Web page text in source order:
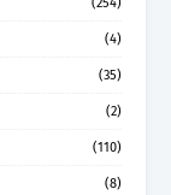
(4)
(35)
(2)
(110)
(8)